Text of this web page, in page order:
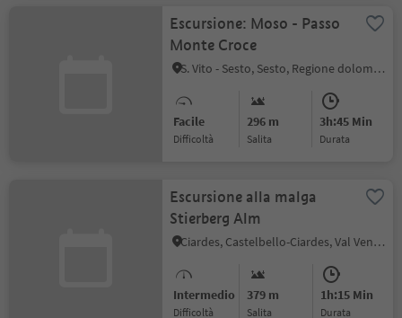
Escursione: Moso - Passo
Monte Croce
S. Vito - Sesto, Sesto, Regione dolomitica 3 Cime
Facile
Difficoltà
296 m
Salita
3h:45 Min
durata
Escursione alla malga
Stierberg Alm
Ciardes, Castelbello-Ciardes, Val Venosta
Intermedio
Difficoltà
379 m
Salita
1h:15 Min
durata